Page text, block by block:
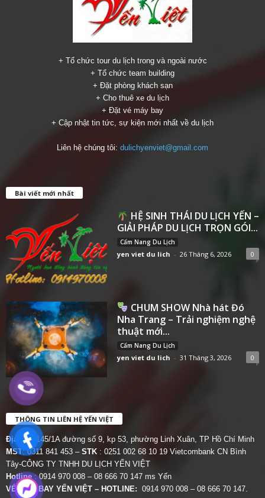
+ Tổ chức tour du lịch trong và ngoài nước
+ Tổ chức team building
+ Đặt phòng khách sạn
+ Cho thuê xe du lịch
+ Đặt vé máy bay
+ Cập nhật tin tức, sự kiện mới nhất về du lịch
Liên hệ chúng tôi: dulichyenviet@gmail.com
Bài viết mới nhất
HỆ SINH THÁI DU LỊCH YẾN –
GIẢI PHÁP DU LỊCH TRỌN GÓI...
Cẩm Nang Du Lịch
yen viet du lich - 26 Tháng 6, 2026 0
CHUM SHOW Nhà hát Đó
Nha Trang – Trải nghiệm nghệ
thuật mới...
Cẩm Nang Du Lịch
yen viet du lich - 31 Tháng 3, 2026 0
THÔNG TIN LIÊN HỆ YẾN VIỆT
Địa chỉ:
145/1A đường số 9, kp 53, phường Linh Xuân, TP Hồ Chí Minh
MST: 0311 841 453 – STK : 0251 002 68 10 19 Vietcombank CN Bình
Tây-CÔNG TY TNHH DU LỊCH YẾN VIỆT
Hotline: 0914 970 008 – 08 666 70 147 ms Yến
VÉ MÁY BAY YẾN VIỆT – HOTLINE: 0914 970 008 – 08 666 70 147.